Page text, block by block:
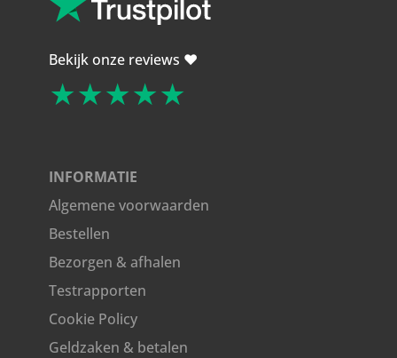
Bekijk onze reviews ❤️
★★★★★
INFORMATIE
Algemene voorwaarden
Bestellen
Bezorgen & afhalen
Testrapporten
Cookie Policy
Geldzaken & betalen